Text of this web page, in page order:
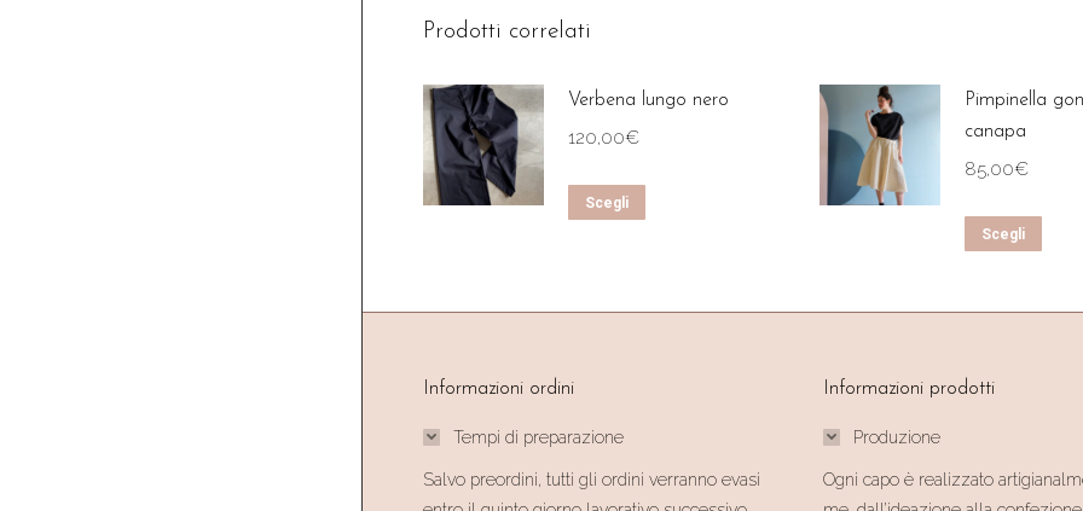
Prodotti correlati
Verbena lungo nero
120,00€
Scegli
scelte
Pimpinella
canapa
85,00€
Scegli
Informazioni ordini
Tempi di preparazione
Salvo preordini, tutti gli ordini verranno evasi
Informazioni prodotti
Produzione
Ogni capo è realizzato